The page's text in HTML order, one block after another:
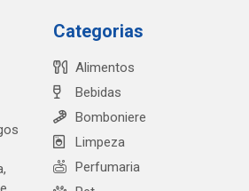
Categorias
Alimentos
Bebidas
Bomboniere
Limpeza
Perfumaria